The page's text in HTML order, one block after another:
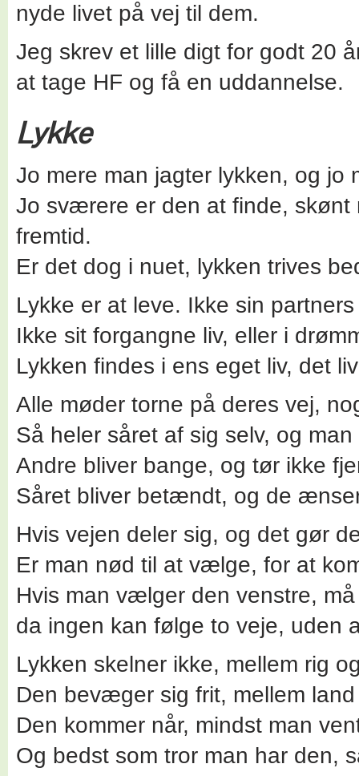
nyde livet på vej til dem.
Jeg skrev et lille digt for godt 20
at tage HF og få en uddannelse.
Lykke
Jo mere man jagter lykken, og jo
Jo sværere er den at finde, skønt
fremtid.
Er det dog i nuet, lykken trives
Lykke er at leve. Ikke sin
Ikke sit forgangne liv, eller i
Lykken findes i ens eget liv, det
Alle møder torne på deres vej,
Så heler såret af sig selv, og
Andre bliver bange, og tør ikke
Såret bliver betændt, og de
Hvis vejen deler sig, og det gør
Er man nød til at vælge, for at
Hvis man vælger den venstre,
da ingen kan følge to veje, uden
Lykken skelner ikke, mellem rig
Den bevæger sig frit, mellem
Den kommer når, mindst man
Og bedst som tror man har den,